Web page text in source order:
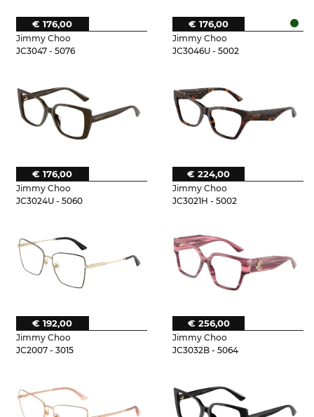
Jimmy Choo
JC3047 - 5076
€ 176,00
Jimmy Choo
JC3046U - 5002
€ 176,00
Jimmy Choo
JC3024U - 5060
€ 176,00
Jimmy Choo
JC3021H - 5002
€ 224,00
Jimmy Choo
JC2007 - 3015
€ 192,00
Jimmy Choo
JC3032B - 5064
€ 256,00